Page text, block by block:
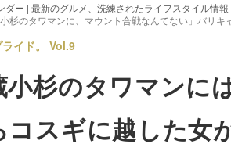
ダー | 最新のグルメ、洗練されたライフスタイル情報
小杉のタワマンに、マウント合戦なんてない」バリ
イド。 Vol.9
小杉のタワマンに
コスギに越した女